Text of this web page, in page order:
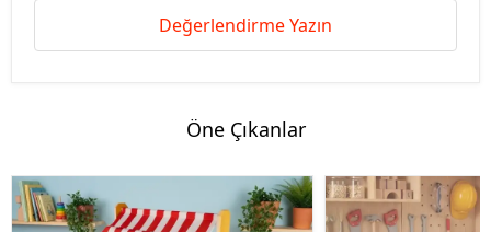
Değerlendirme Yazın
Öne Çıkanlar